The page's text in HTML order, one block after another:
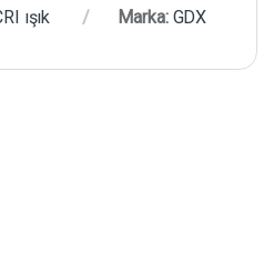
ışık Marka: GDX